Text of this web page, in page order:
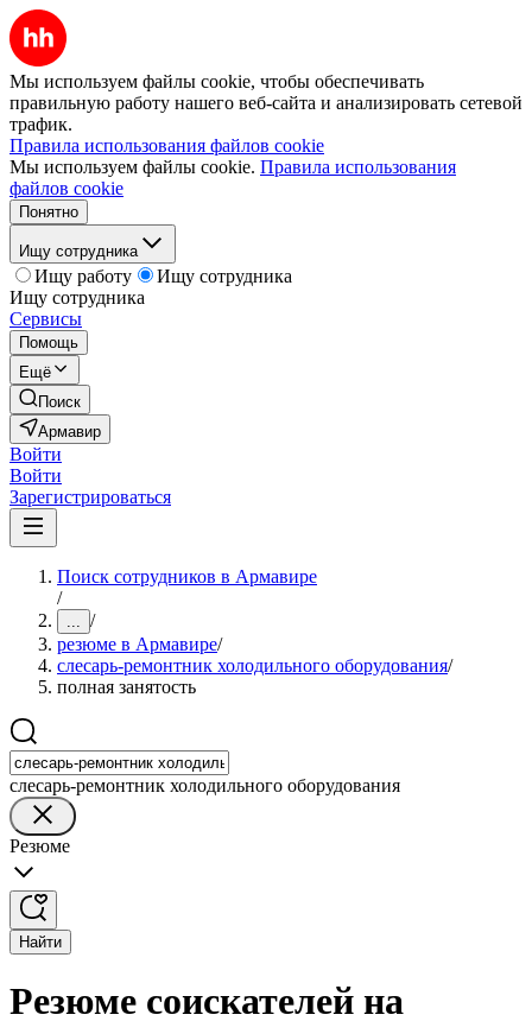
Мы используем файлы cookie, чтобы обеспечивать
правильную работу нашего веб-сайта и анализировать сетевой
трафик.
Правила использования файлов cookie
Мы используем файлы cookie. Правила использования
файлов cookie
Понятно
Ищу сотрудника
Ищу работу
Ищу сотрудника
Ищу сотрудника
Сервисы
Помощь
Ещё
Поиск
Армавир
Войти
Войти
Зарегистрироваться
Поиск сотрудников в Армавире
/
... /
резюме в Армавире/
слесарь-ремонтник холодильного оборудования/
полная занятость
слесарь-ремонтник холодильного оборудования
Резюме
Найти
Резюме соискателей на